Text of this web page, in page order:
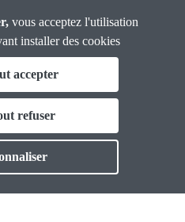
vous acceptez l'utilisation
installer des cookies
accepter
refuser